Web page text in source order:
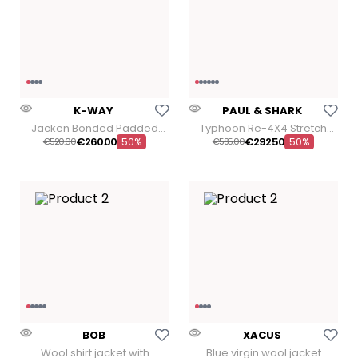
K-WAY Aggiungi Alla Lista Dei Desideri
Jacken Bonded Padded
Jacket
€52000€260.00 50%
PAUL & SHARK Aggiungi Alla Lista
Typhoon Re-4X4 Stretch
Jacket
€58500€292.50 50%
BOB Aggiungi Alla Lista Dei Desideri
Wool shirt jacket with
XACUS Aggiungi Alla Lista
Blue virgin wool jacket